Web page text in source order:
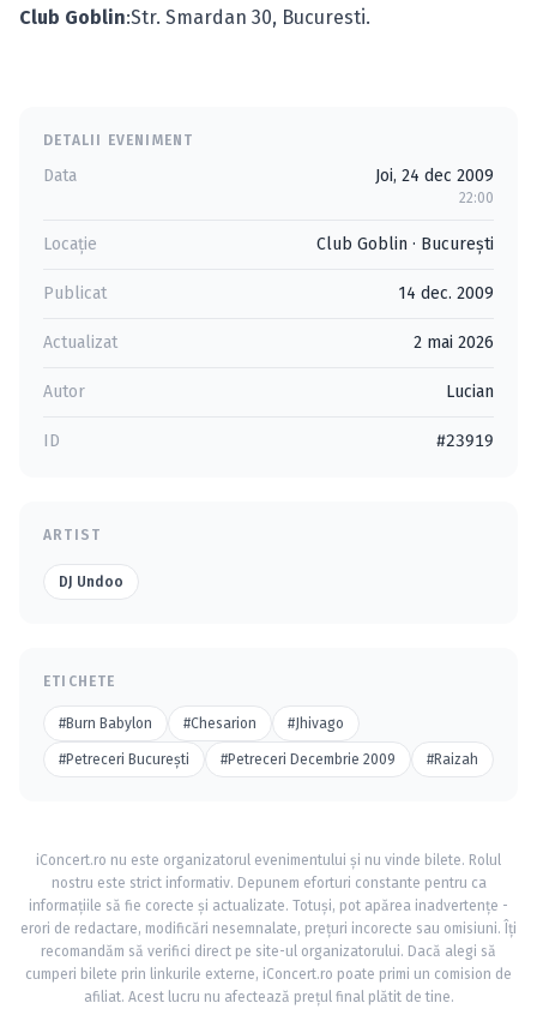
Club Goblin:Str. Smardan 30, Bucuresti.
DETALII EVENIMENT
Data Joi, 24 dec 2009
22:00
Locație Club Goblin · Bucureşti
Publicat 14 dec. 2009
Actualizat 2 mai 2026
Autor Lucian
ID #23919
ARTIST
DJ Undoo
ETICHETE
#Burn Babylon #Chesarion #Jhivago
#Petreceri Bucureşti #Petreceri Decembrie 2009 #Raizah
iConcert.ro nu este organizatorul evenimentului și nu vinde bilete. Rolul
nostru este strict informativ. Depunem eforturi constante pentru ca
informațiile să fie corecte și actualizate. Totuși, pot apărea inadvertențe -
erori de redactare, modificări nesemnalate, prețuri incorecte sau omisiuni. Îți
recomandăm să verifici direct pe site-ul organizatorului. Dacă alegi să
cumperi bilete prin linkurile externe, iConcert.ro poate primi un comision de
afiliat. Acest lucru nu afectează prețul final plătit de tine.